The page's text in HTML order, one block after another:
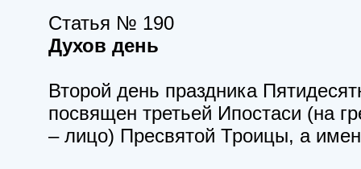
Статья № 190
Духов день
Второй день праздника
посвящен третьей Ипостаси (на
– лицо) Пресвятой Троицы, а